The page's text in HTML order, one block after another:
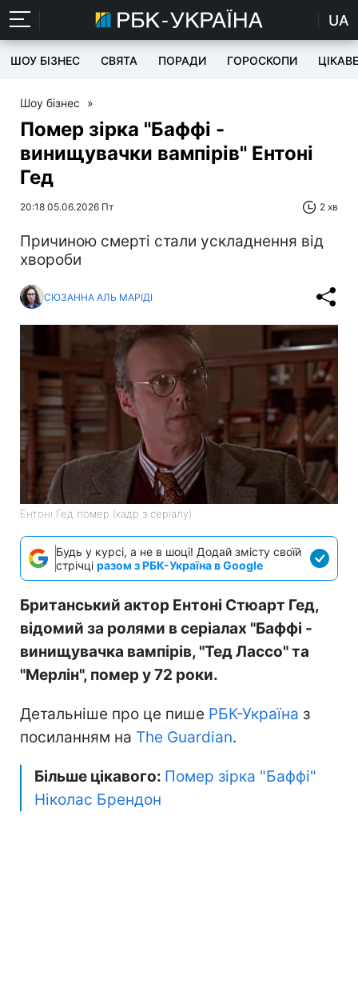
UA
ШОУ БІЗНЕС СВЯТА ПОРАДИ ГОРОСКОПИ ЦІКАВЕ
Шоу бізнес »
Помер зірка "Баффі -
винищувачки вампірів" Ентоні
Гед
20:18 05.06.2026 Пт 2 хв
Причиною смерті стали ускладнення від
хвороби
СЮЗАННА АЛЬ МАРІДІ
Ентоні Гед помер (кадр з серіалу)
Будь у курсі, а не в шоці! Додай змісту своїй
стрічці разом з РБК-Україна в Google
Британський актор Ентоні Стюарт Гед,
відомий за ролями в серіалах "Баффі -
винищувачка вампірів, "Тед Лассо" та
"Мерлін", помер у 72 роки.
Детальніше про це пише РБК-Україна з
посиланням на The Guardian.
Більше цікавого: Помер зірка "Баффі"
Ніколас Брендон